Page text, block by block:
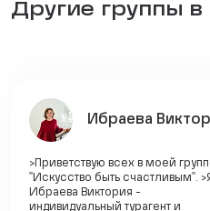
Другие группы
Ибраева
>Приветствую всех в моей
"Искусство быть счастливым".
Ибраева Виктория -
индивидуальный турагент и